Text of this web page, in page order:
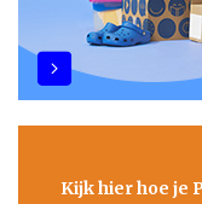
Kijk hier hoe je